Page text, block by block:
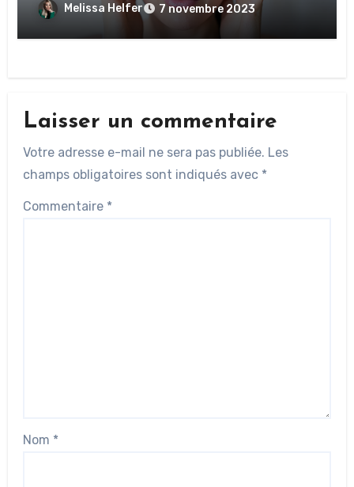
Melissa Helfer 7 novembre 2023
Laisser un commentaire
Votre adresse e-mail ne sera pas publiée. Les
champs obligatoires sont indiqués avec *
Commentaire *
Nom *